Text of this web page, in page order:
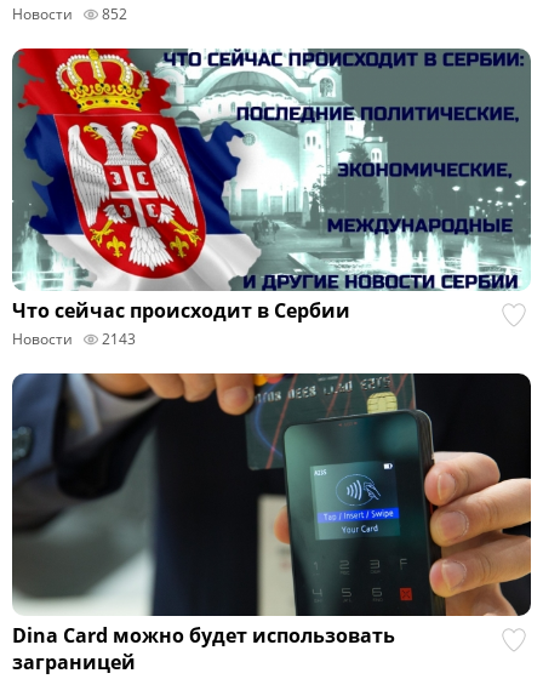
Новости 852
Что сейчас происходит в Сербии
Новости 2143
Dina Card можно будет использовать
заграницей